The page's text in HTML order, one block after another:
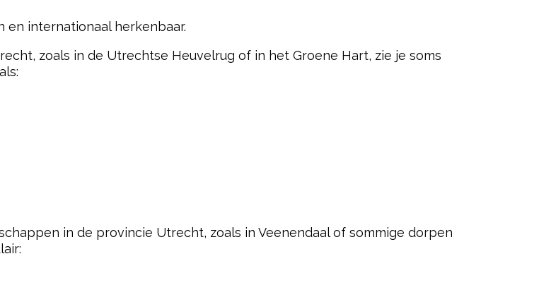
en internationaal herkenbaar.
zoals in de Utrechtse Heuvelrug of in het Groene Hart, zie je soms
in de provincie Utrecht, zoals in Veenendaal of sommige dorpen